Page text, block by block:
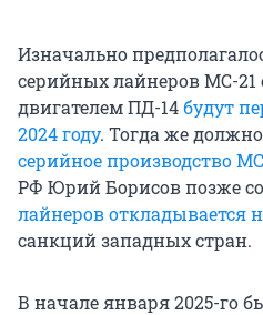
Изначально
серийных лайнеров МС-21
двигателем ПД-14будут
2024 году. Тогда же
серийное производство
РФ Юрий Борисов позже
лайнеров откладывается
санкций западных стран.
В начале января 2025-го